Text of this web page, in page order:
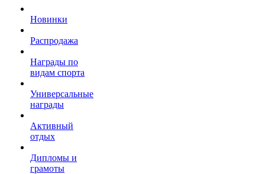
Новинки
Распродажа
Награды по
видам спорта
Универсальные
награды
Активный
отдых
Дипломы и
грамоты